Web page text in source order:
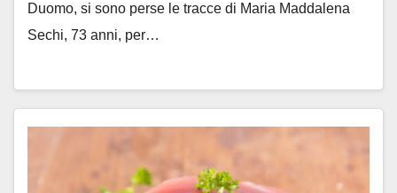
Duomo, si sono perse le tracce di Maria Maddalena
Sechi, 73 anni, per…